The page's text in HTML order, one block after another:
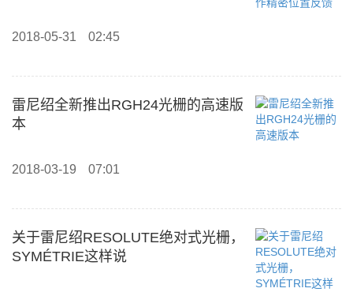
2018-05-31 02:45
雷尼绍全新推出RGH24光栅的高速版
本
2018-03-19 07:01
关于雷尼绍RESOLUTE绝对式光栅，
SYMÉTRIE这样说